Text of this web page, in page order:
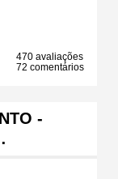
470 avaliações
72 comentários
-